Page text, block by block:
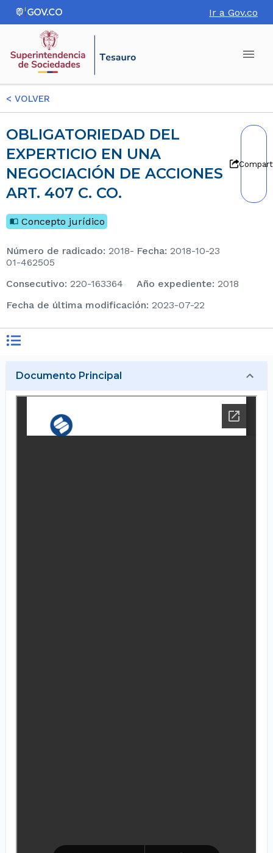
Ir a Gov.co
< VOLVER
OBLIGATORIEDAD DEL
EXPERTICIO EN UNA
NEGOCIACIÓN DE ACCIONES
ART. 407 C. CO.
Concepto jurídico
Número de radicado: 2018-
01-462505
Fecha: 2018-10-23
consecutivo: 220-163364 Año expediente: 2018
Fecha de última modificación: 2023-07-22
Documento Principal